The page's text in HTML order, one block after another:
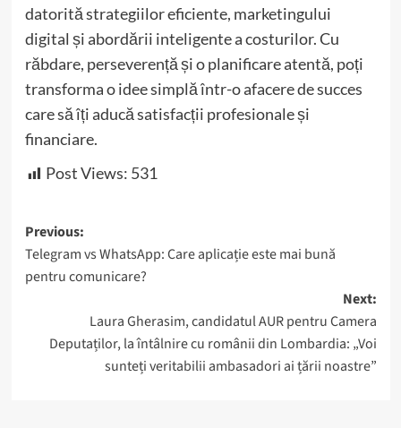
datorită strategiilor eficiente, marketingului
digital și abordării inteligente a costurilor. Cu
răbdare, perseverență și o planificare atentă, poți
transforma o idee simplă într-o afacere de succes
care să îți aducă satisfacții profesionale și
financiare.
Post Views: 531
Post
navigation
Previous:
Telegram vs WhatsApp: Care aplicație este mai bună
pentru comunicare?
Next:
Laura Gherasim, candidatul AUR pentru Camera
Deputaților, la întâlnire cu românii din Lombardia: „Voi
sunteți veritabilii ambasadori ai țării noastre”